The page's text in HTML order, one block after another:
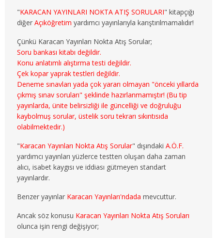
2. SINIF 3. YARIYIL MALİYE
2. SINIF 4. YARIYIL MALİYE
3. SINIF 5. YARIYIL MALİYE
3. SINIF 6. YARIYIL MALİYE
4. SINIF 7. YARIYIL MALİYE
4. SINIF 8. YARIYIL MALİYE
ÇALIŞMA EKO. VE END. İLİŞ.
1. SINIF 1. YARIYIL ÇEKO
2. SINIF 3. YARIYIL ÇEKO
"KARACAN YAYINLARI NOKTA ATIŞ SORULARI" kitapçığı
diğer Açıköğretim yardımcı yayınlarıyla karıştırılmamalıdır!
Çünkü Karacan Yayınları Nokta Atış Sorular;
Soru bankası kitabı değildir.
Konu anlatımlı alıştırma testi değildir.
Çek kopar yaprak testleri değildir.
Deneme sınavları yada çok yararı olmayan "önceki yıllarda
çıkmış sınav soruları" şeklinde hazırlanmamıştır! (Bu tip
yayınlarda, ünite belirsizliği ile güncelliği ve doğruluğu
kaybolmuş sorular, üstelik soru tekrarı sıkıntısıda
olabilmektedir.)
"Karacan Yayınları Nokta Atış Sorular" dışındaki A.Ö.F.
yardımcı yayınları yüzlerce testten oluşan daha zaman
alıcı, isabet kaygısı ve iddiası gütmeyen standart
yayınlardır.
Benzer yayınlar Karacan Yayınları'ndada mevcuttur.
Ancak söz konusu Karacan Yayınları Nokta Atış Soruları
olunca işin rengi değişiyor;